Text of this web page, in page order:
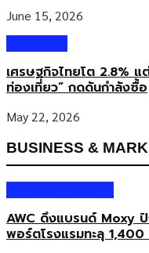
ที่ตอบโจทย์เทรนด์ดังกล่าว ผ่
ใช้ช่วงเวลาที่มีอยู่กับลูกน้อย
June 15, 2026
เศรษฐกิจไทยโต 2.8%
ท่องเที่ยว” กดดันกำลังซื้อ
May 22, 2026
BUSINESS &
AWC ดึงแบรนด์ Moxy
พอร์ตโรงแรมทะลุ 1,400